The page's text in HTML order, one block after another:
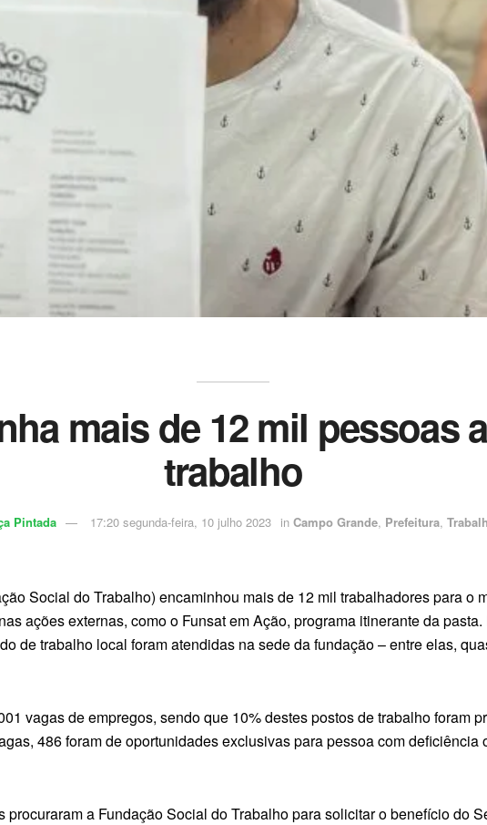
mais de 12 mil pessoas
trabalho
Pintada 17:20 segunda-feira, 10 julho 2023 in Campo Grande, Prefeitura,
Social do Trabalho) encaminhou mais de 12 mil trabalhadores para o
ações externas, como o Funsat em Ação, programa itinerante da
de trabalho local foram atendidas na sede da fundação – entre elas,
vagas de empregos, sendo que 10% destes postos de trabalho foram
486 foram de oportunidades exclusivas para pessoa com
a Fundação Social do Trabalho para solicitar o benefício do